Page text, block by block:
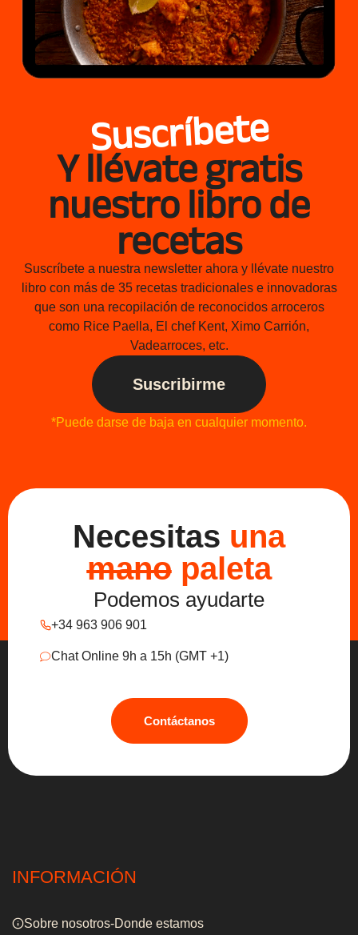
Suscríbete
Y llévate gratis
nuestro libro de
recetas
Suscríbete a nuestra newsletter ahora y llévate nuestro
libro con más de 35 recetas tradicionales e innovadoras
que son una recopilación de reconocidos arroceros
como Rice Paella, El chef Kent, Ximo Carrión,
Vadearroces, etc.
Suscribirme
*Puede darse de baja en cualquier momento.
Necesitas una
manopaleta
Podemos ayudarte
+34 963 906 901
Chat Online 9h a 15h (GMT +1)
Contáctanos
INFORMACIÓN
Sobre nosotros-Donde estamos